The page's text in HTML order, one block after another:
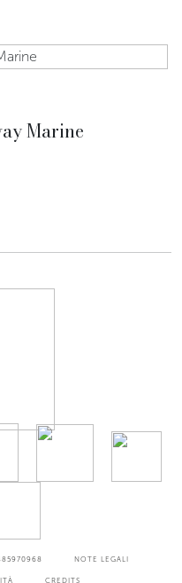
Marine
NOTE LEGALI
CREDITS